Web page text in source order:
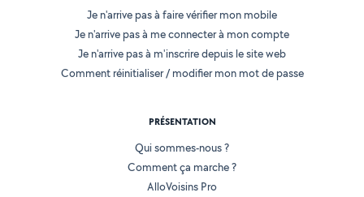
Je n'arrive pas à faire vérifier mon mobile
Je n'arrive pas à me connecter à mon compte
Je n'arrive pas à m'inscrire depuis le site web
Comment réinitialiser / modifier mon mot de passe
PRÉSENTATION
Qui sommes-nous ?
Comment ça marche ?
AlloVoisins Pro